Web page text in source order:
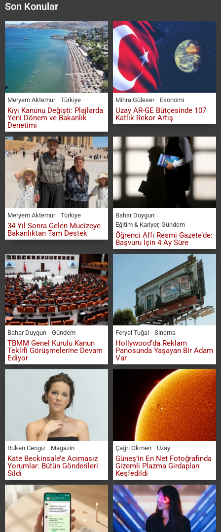
Son Konular
Meryem Aktemur Türkiye
Kıyı Kanunu Değişti: Plajlarda
Yeni Dönem ve Bakanlık
Denetimi
Mihra Güleser Ekonomi
Uzay AR-GE Bütçesinde 107
Katlık Rekor Artış
Meryem Aktemur Türkiye
34 Yıl Sonra Gelen Mucizeye
Bakanlıktan Tam Destek
Bahar Duygun
Eğitim & Kariyer, Gündem
Öğrenci Affı Resmi Gazete’de:
Başvuru İçin 4 Ay Süre
Bahar Duygun Gündem
TBMM Genel Kurulu Kanun
Teklifi Görüşmelerine Devam
Ediyor
Feryal Tuğal Sinema
Hollywood’da Reklam
Panosunda Yaşayan Bir Adam
Var
Ruken Cengiz Magazin
Kate Beckinsale’e Acımasız
Yorumlar: Bütün Gönderileri
Sildi
Çağrı Ökmen Uzay
Güneş’in En Net Fotoğrafında
Gizemli Plazma Girdapları
Keşfedildi